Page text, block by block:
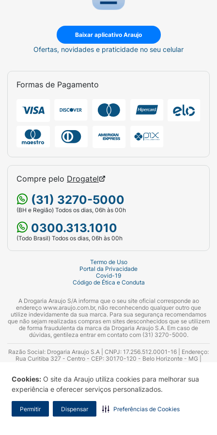
Cookies: O site da Araujo utiliza cookies para melhorar sua
experiência e oferecer serviços personalizados.
Permitir Dispensar Preferências de Cookies
inteiras de sono sequinho
*Pode variar de acordo com os hábitos e
Baixar aplicativo Araujo
Ofertas, novidades e praticidade no seu celular
Formas de Pagamento
Compre pelo Drogatel
(31) 3270-5000
(BH e Região) Todos os dias, 06h às 00h
0300.313.1010
(Todo Brasil) Todos os dias, 06h às 00h
Termo de Uso
Portal da Privacidade
Covid-19
Código de Ética e Conduta
A Drogaria Araujo S/A informa que o seu site oficial corresponde ao
endereço www.araujo.com.br, não reconhecendo qualquer outro que
utilize indevidamente da sua marca. Para sua segurança recomendamos
que não sejam realizadas compras em sites desconhecidos que se utilizem
de forma fraudulenta da marca da Drogaria Araujo S.A. Em caso de
dúvidas, gentileza entrar em contato com (31) 3270-5000.
Razão Social: Drogaria Araujo S.A | CNPJ: 17.256.512.0001-16 | Endereço:
Rua Curitiba 327 - Centro - CEP: 30170-120 - Belo Horizonte - MG |
Azevedo Guimarães – CRF 10.965 | Yasmin Silva Alvarenga – CRF 52.584 -
Consultor substituto: Thiago Aguiar Pinheiro - CRF Nº 13.748. Alvará
Sanitário: 2025020713 | Autorização de Funcionamento da Empresa (AFE):